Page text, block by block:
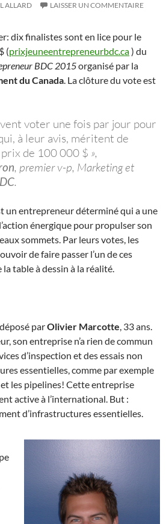
ALLARD LAISSER UN COMMENTAIRE
dix finalistes sont en lice pour le
(prixjeuneentrepreneurbdc.ca) du
BDC 2015organisé par la
du Canada. La clôture du vote est
voter une fois par jour pour
à leur avis, méritent de
de 100 000 $ »,
, premier v-p, Marketing et
.
un entrepreneur déterminé qui a une
énergique pour propulser son
sommets. Par leurs votes, les
de faire passer l’un de ces
table à dessin à la réalité.
parOlivier Marcotte, 33 ans.
son entreprise n’a rien de commun
d’inspection et des essais non
essentielles, comme par exemple
les pipelines! Cette entreprise
active à l’international. But :
d’infrastructures essentielles.